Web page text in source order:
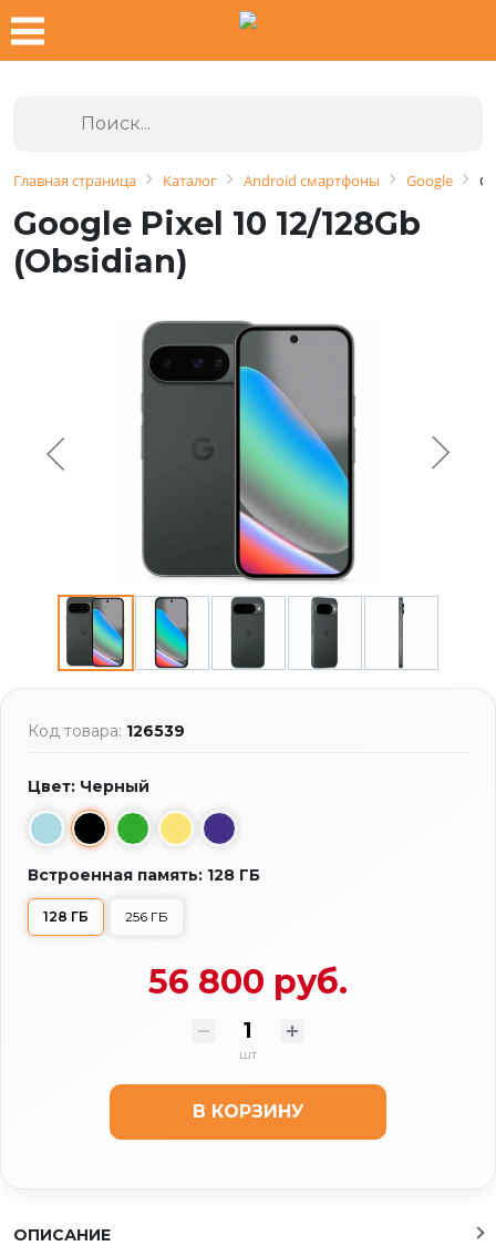
Главная страница Каталог Android смартфоны Google
Google Pixel 10 12/128Gb
(Obsidian)
Код товара: 126539
Цвет: Черный
Встроенная память: 128 ГБ
128 ГБ 256 ГБ
56 800 руб.
шт
В КОРЗИНУ
ОПИСАНИЕ